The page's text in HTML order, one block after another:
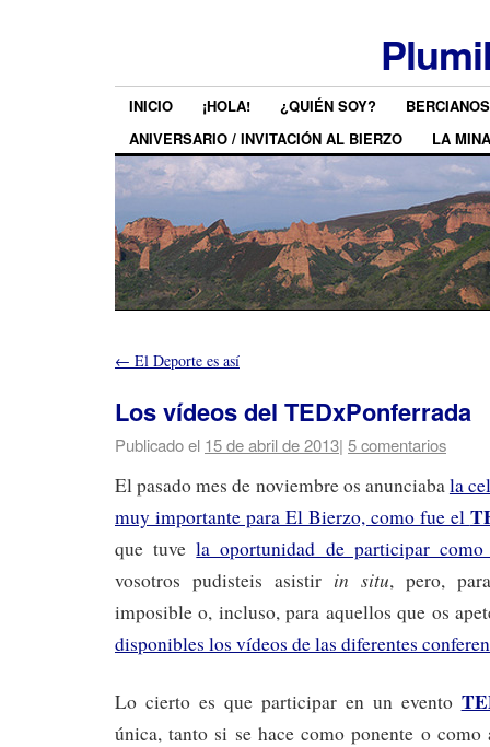
INICIO ¡HOLA! ¿QUIÉN SOY?
ANIVERSARIO / INVITACIÓN AL BIERZO
LA MINA
← El Deporte es así
Los vídeos del TEDxPonferrada
Publicado el 15 de abril de 2013| 5 comentarios
El pasado mes de noviembre os anunciabala
muy importante para El Bierzo, como fue el
que tuvela oportunidad de participar como
vosotros pudisteis asistir in situ, pero,
imposible o, incluso, para aquellos que os
disponibles los vídeos de las diferentes
Lo cierto es que participar en un evento
única, tanto si se hace como ponente o como